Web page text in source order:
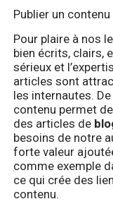
Publier un
Pour plaire à nos
bien écrits, clairs,
sérieux et
articles sont
les internautes.
contenu permet
des articles de
besoins de notre
forte valeur
comme exemple
ce qui crée des
contenu.